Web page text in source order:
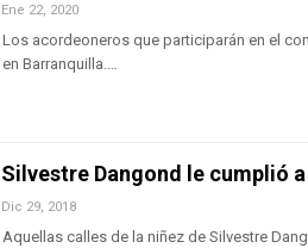
Ene 22, 2020
Los acordeoneros que participarán en el
en Barranquilla.…
Silvestre Dangond le cumplió
Dic 29, 2018
Aquellas calles de la niñez de Silvestre